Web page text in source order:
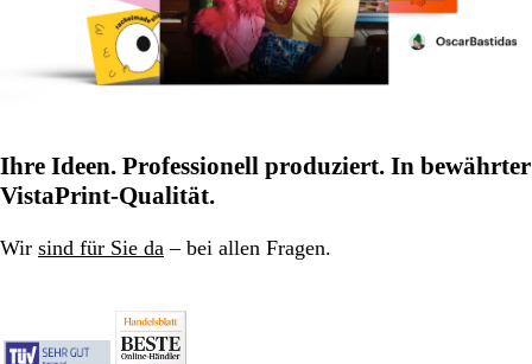
Ihre Ideen. Professionell produziert. In bewährter
VistaPrint-Qualität.
Wir sind für Sie da – bei allen Fragen.